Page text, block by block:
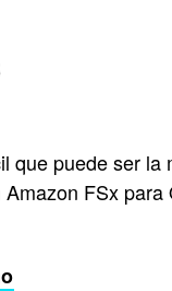
que puede ser la
FSx para